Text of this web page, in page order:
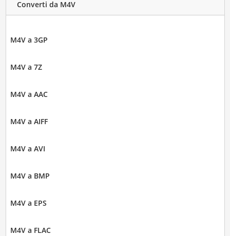
Converti da M4V
M4V a 3GP
M4V a 7Z
M4V a AAC
M4V a AIFF
M4V a AVI
M4V a BMP
M4V a EPS
M4V a FLAC